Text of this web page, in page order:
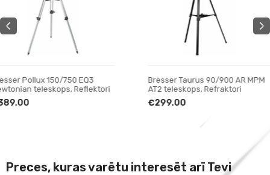
Bresser Taurus 90/900 AR MPM
AT2 teleskops, Refraktori
€299.00
Celestron AstroMaster
teleskops, Reflektori
€249.00
Preces, kuras varētu interesēt arī Tevi